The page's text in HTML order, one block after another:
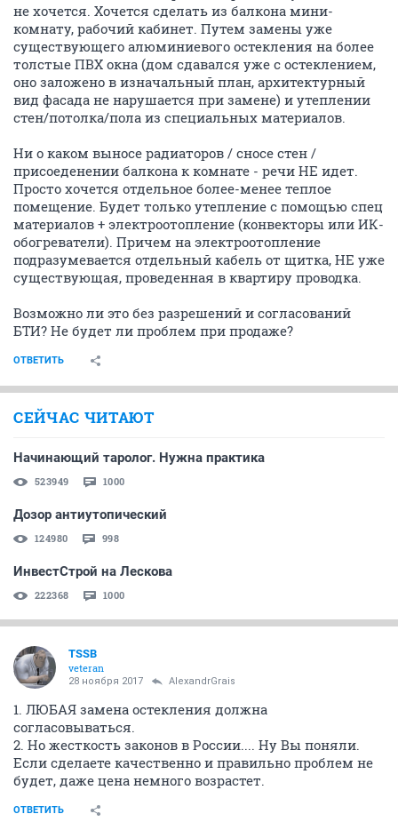
не хочется. Хочется сделать из балкона мини-
комнату, рабочий кабинет. Путем замены уже
существующего алюминиевого остекления на более
толстые ПВХ окна (дом сдавался уже с остеклением,
оно заложено в изначальный план, архитектурный
вид фасада не нарушается при замене) и утеплении
стен/потолка/пола из специальных материалов.
Ни о каком выносе радиаторов / сносе стен /
присоеденении балкона к комнате - речи НЕ идет.
Просто хочется отдельное более-менее теплое
помещение. Будет только утепление с помощью спец
материалов + электроотопление (конвекторы или ИК-
обогреватели). Причем на электроотопление
подразумевается отдельный кабель от щитка, НЕ уже
существующая, проведенная в квартиру проводка.
Возможно ли это без разрешений и согласований
БТИ? Не будет ли проблем при продаже?
ОТВЕТИТЬ
СЕЙЧАС ЧИТАЮТ
Начинающий таролог. Нужна практика
523949 1000
Дозор антиутопический
124980 998
ИнвестСтрой на Лескова
222368 1000
TSSB
veteran
28 ноября 2017 AlexandrGrais
1. ЛЮБАЯ замена остекления должна
согласовываться.
2. Но жесткость законов в России.... Ну Вы поняли.
Если сделаете качественно и правильно проблем не
будет, даже цена немного возрастет.
ОТВЕТИТЬ